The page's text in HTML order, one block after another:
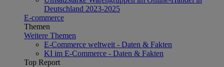
Deutschland 2023-2025
E-commerce
Themen
Weitere Themen
E-Commerce weltweit - Daten & Fakten
KI im E-Commerce - Daten & Fakten
Top Report